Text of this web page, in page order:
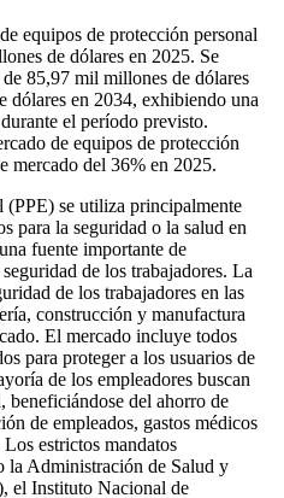
equipos de protección personal
de dólares en 2025. Se
85,97 mil millones de dólares
dólares en 2034, exhibiendo una
el período previsto.
de equipos de protección
mercado del 36% en 2025.
se utiliza principalmente
para la seguridad o la salud en
fuente importante de
de los trabajadores. La
de los trabajadores en las
construcción y manufactura
El mercado incluye todos
para proteger a los usuarios de
de los empleadores buscan
beneficiándose del ahorro de
de empleados, gastos médicos
estrictos mandatos
la Administración de Salud y
el Instituto Nacional de